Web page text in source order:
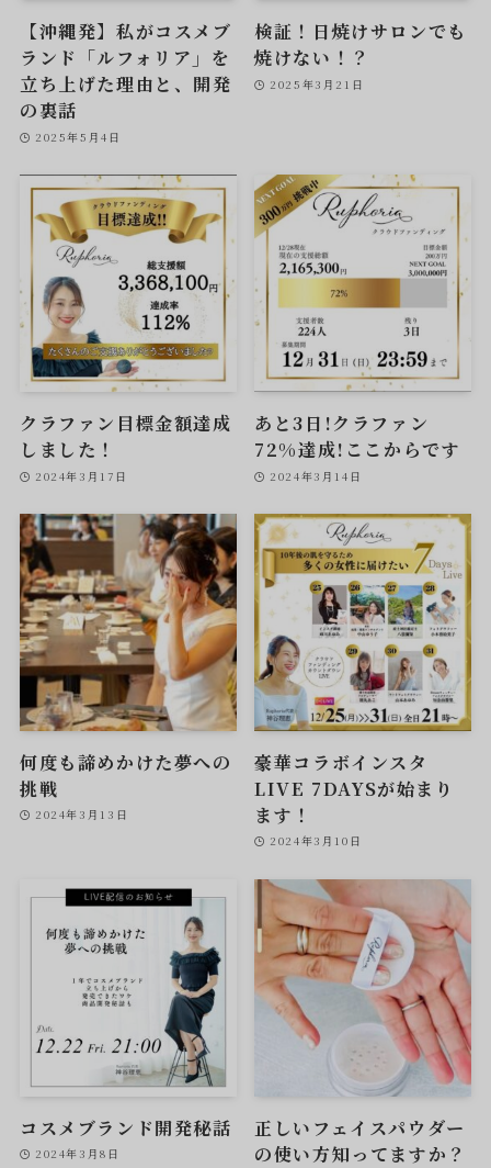
【沖縄発】私がコスメブ
ランド「ルフォリア」を
立ち上げた理由と、開発
の裏話
2025年5月4日
検証！日焼けサロンでも
焼けない！？
2025年3月21日
クラファン目標金額達成
しました！
2024年3月17日
あと3日!クラファン
72%達成!ここからです
2024年3月14日
何度も諦めかけた夢への
挑戦
2024年3月13日
豪華コラボインスタ
LIVE 7DAYSが始まり
ます！
2024年3月10日
コスメブランド開発秘話
2024年3月8日
正しいフェイスパウダー
の使い方知ってますか？